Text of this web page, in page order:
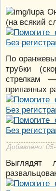
(на всякий
По
трубки
стрелкам
припаяных
Добавлено:
Выглядят